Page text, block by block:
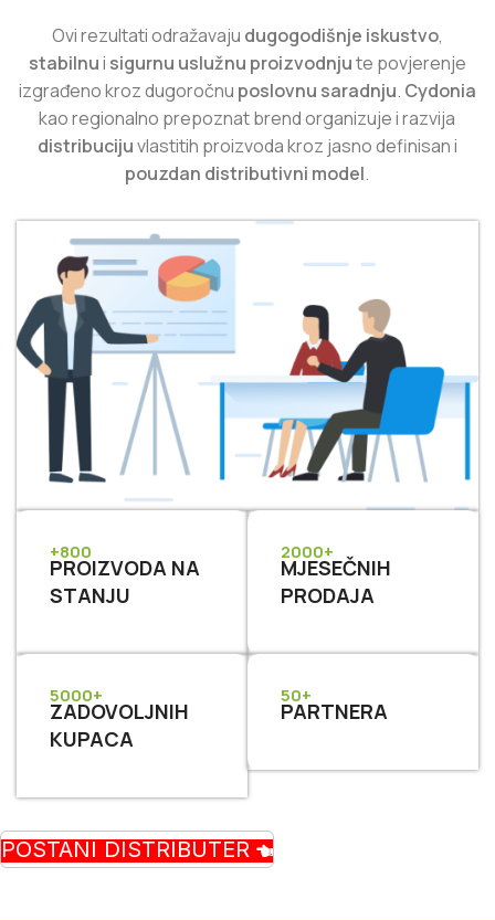
Ovi rezultati odražavaju dugogodišnje iskustvo,
stabilnui sigurnu uslužnu proizvodnjute povjerenje
izgrađeno kroz dugoročnu poslovnu saradnju. Cydonia
kao regionalno prepoznat brend organizuje i razvija
distribucijuvlastitih proizvoda kroz jasno definisan i
pouzdan distributivni model.
+800
PROIZVODA NA
STANJU
5000+
ZADOVOLJNIH
KUPACA
2000+
MJESEČNIH
PRODAJA
50+
PARTNERA
POSTANI DISTRIBUTER